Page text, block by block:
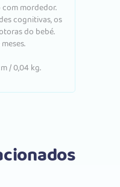
mordedor.
cognitivas, os
do bebé.
/ 0,04 kg.